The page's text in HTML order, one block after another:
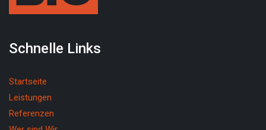
Schnelle Links
Startseite
Leistungen
Referenzen